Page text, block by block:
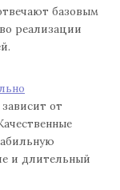
базовым
реализации
от
и длительный